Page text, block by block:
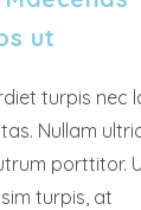
ut
turpis nec
Nullam
porttitor.
turpis, at